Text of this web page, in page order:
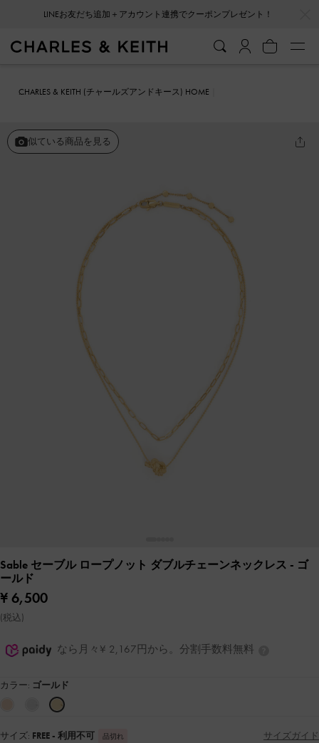
LINEお友だち追加＋アカウント連携でクーポンプレゼント！
CHARLES & KEITH (チャールズアンドキース) HOME
似ている商品を見る
Sable セーブル ロープノット ダブルチェーンネックレス - ゴ
ールド
¥ 6,500
(税込)
なら月々¥ 2,167円から。分割手数料無料
カラー: ゴールド
サイズ: FREE - 利用不可 品切れ サイズガイド